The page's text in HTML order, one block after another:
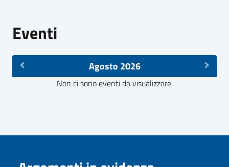
Eventi
Agosto 2026
Non ci sono eventi da visualizzare.